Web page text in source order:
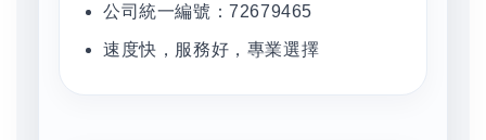
公司統一編號：72679465
速度快，服務好，專業選擇